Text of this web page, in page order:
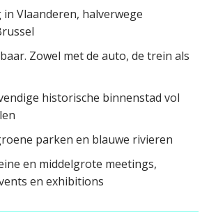
Vlaanderen, halverwege
Zowel met de auto, de trein als
historische binnenstad vol
parken en blauwe rivieren
en middelgrote meetings,
en exhibitions